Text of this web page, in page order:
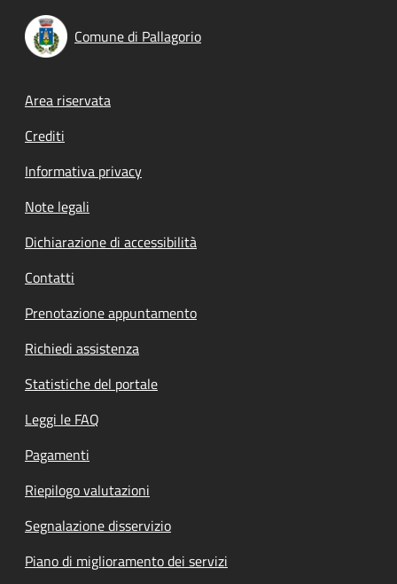
Comune di Pallagorio
Footer menu
Area riservata
Crediti
Informativa privacy
Note legali
Dichiarazione di accessibilità
Contatti
Prenotazione appuntamento
Richiedi assistenza
Statistiche del portale
Leggi le FAQ
Pagamenti
Riepilogo valutazioni
Segnalazione disservizio
Piano di miglioramento dei servizi